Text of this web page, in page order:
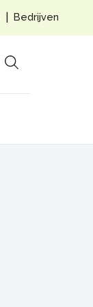
Zoeken
Top
Bedrijven